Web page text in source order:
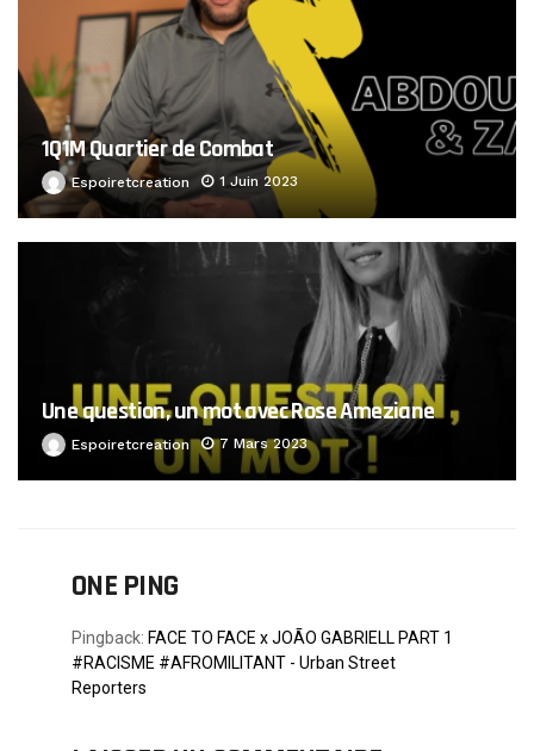
1Q1M Quartier de Combat
Espoiretcreation 1 Juin 2023
Une question, un mot avec Rose Ameziane
Espoiretcreation 7 Mars 2023
ONE PING
Pingback: FACE TO FACE x JOÃO GABRIELL PART 1
#RACISME #AFROMILITANT - Urban Street
Reporters